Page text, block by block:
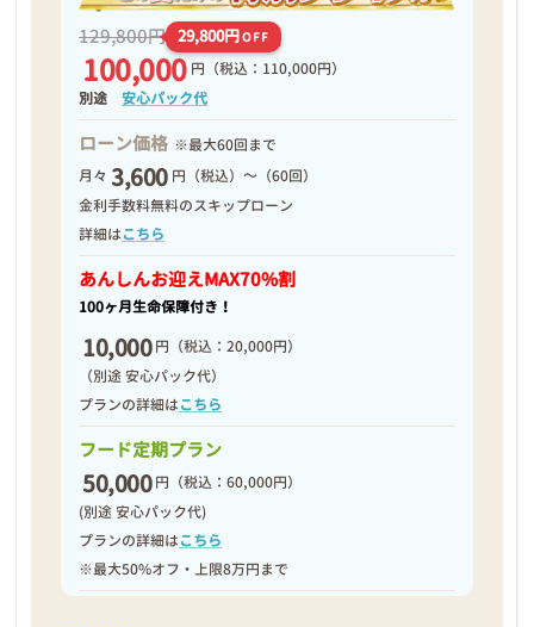
129,800円 29,800円OFF
100,000 円 （税込：110,000円）
別途安心パック代
ローン価格 ※最大60回まで
月々 3,600 円（税込）～（60回）
金利手数料無料のスキップローン
詳細はこちら
あんしんお迎えMAX70%割
100ヶ月生命保障付き！
10,000 円 （税込：20,000円）
（別途 安心パック代）
プランの詳細はこちら
フード定期プラン
50,000 円 （税込：60,000円）
(別途 安心パック代)
プランの詳細はこちら
※最大50%オフ・上限8万円まで